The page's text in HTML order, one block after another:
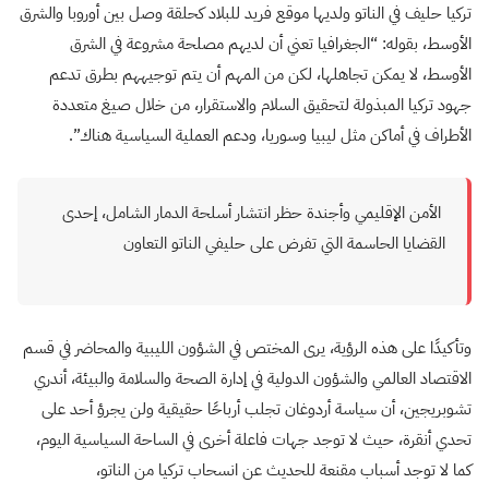
تركيا حليف في الناتو ولديها موقع فريد للبلاد كحلقة وصل بين أوروبا والشرق
الأوسط، بقوله: “الجغرافيا تعني أن لديهم مصلحة مشروعة في الشرق
الأوسط، لا يمكن تجاهلها، لكن من المهم أن يتم توجيههم بطرق تدعم
جهود تركيا المبذولة لتحقيق السلام والاستقرار، من خلال صيغ متعددة
الأطراف في أماكن مثل ليبيا وسوريا، ودعم العملية السياسية هناك”.
الأمن الإقليمي وأجندة حظر انتشار أسلحة الدمار الشامل، إحدى
القضايا الحاسمة التي تفرض على حليفي الناتو التعاون
وتأكيدًا على هذه الرؤية، يرى المختص في الشؤون الليبية والمحاضر في قسم
الاقتصاد العالمي والشؤون الدولية في إدارة الصحة والسلامة والبيئة، أندري
تشوبريجين، أن سياسة أردوغان تجلب أرباحًا حقيقية ولن يجرؤ أحد على
تحدي أنقرة، حيث لا توجد جهات فاعلة أخرى في الساحة السياسية اليوم،
كما لا توجد أسباب مقنعة للحديث عن انسحاب تركيا من الناتو،